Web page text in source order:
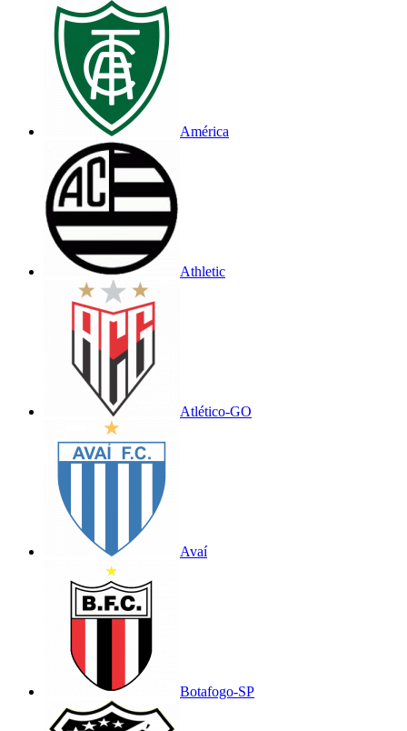
América
Athletic
Atlético-GO
Avaí
Botafogo-SP